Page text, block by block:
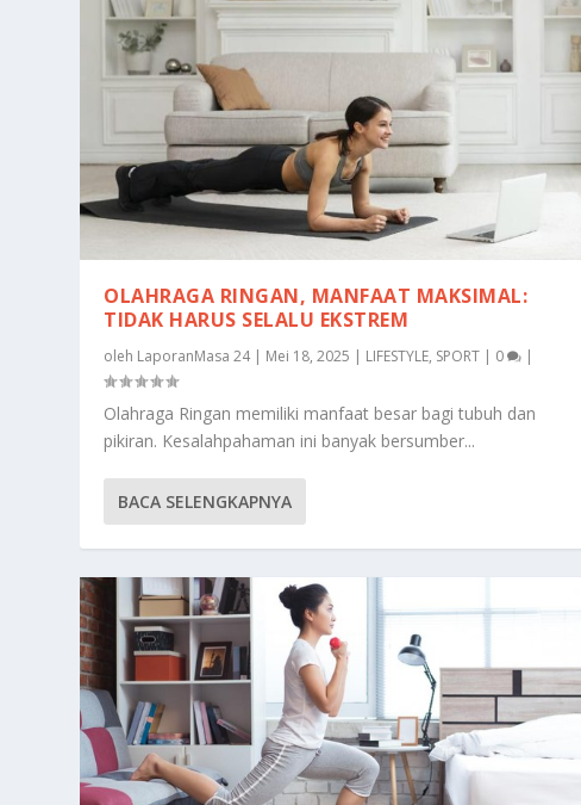
OLAHRAGA RINGAN, MANFAAT MAKSIMAL:
TIDAK HARUS SELALU EKSTREM
oleh LaporanMasa 24| Mei 18, 2025 | LIFESTYLE, SPORT | 0 |
Olahraga Ringan memiliki manfaat besar bagi tubuh dan
pikiran. Kesalahpahaman ini banyak bersumber...
BACA SELENGKAPNYA